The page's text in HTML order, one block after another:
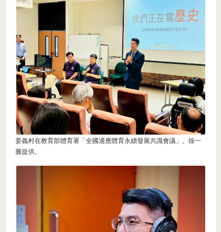
姜義村在教育部體育署「全國適應體育永續發展共識會議」。徐一
騰提供。